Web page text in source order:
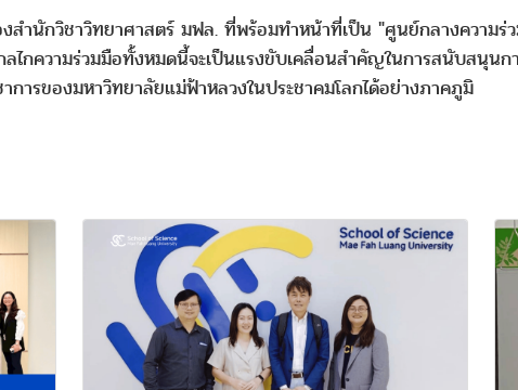
สำนักวิชาวิทยาศาสตร์ มฟล. ที่พร้อมทำหน้าที่เป็น "ศูนย์กลางควา
กความร่วมมือทั้งหมดนี้จะเป็นแรงขับเคลื่อนสำคัญในการสนับสนุน
ารของมหาวิทยาลัยแม่ฟ้าหลวงในประชาคมโลกได้อย่างภาคภูมิ